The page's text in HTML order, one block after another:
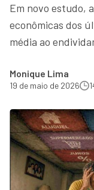
Em novo estudo,
econômicas dos
média ao
Monique Lima
19 de maio de 2026